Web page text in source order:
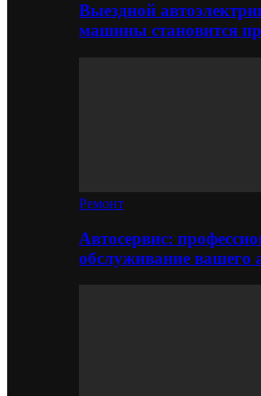
Выездной
машины становится
Ремонт
Автосервис:
обслуживание вашего